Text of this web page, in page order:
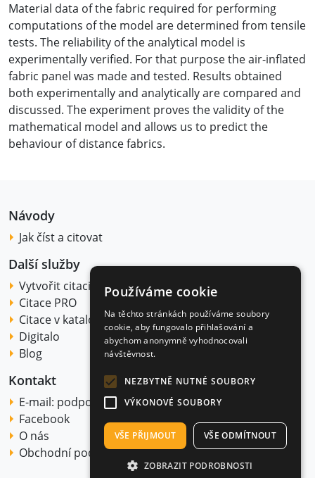
Material data of the fabric required for performing
computations of the model are determined from tensile
tests. The reliability of the analytical model is
experimentally verified. For that purpose the air-inflated
fabric panel was made and tested. Results obtained
both experimentally and analytically are compared and
discussed. The experiment proves the validity of the
mathematical model and allows us to predict the
behaviour of distance fabrics.
Návody
Jak číst a citovat
Další služby
Vytvořit citaci
Citace PRO
Citace v katalogu
Digitalo
Blog
Kontakt
E-mail: podpora@citace.com
Facebook
O nás
Obchodní podmínky
Používáme cookie
Na těchto stránkách používáme soubory
cookie, aby fungovalo přihlašování a
abychom anonymně vyhodnocovali
návštěvnost.
NEZBYTNĚ NUTNÉ SOUBORY
VÝKONOVÉ SOUBORY
VŠE PŘIJMOUT VŠE ODMÍTNOUT
ZOBRAZIT PODROBNOSTI